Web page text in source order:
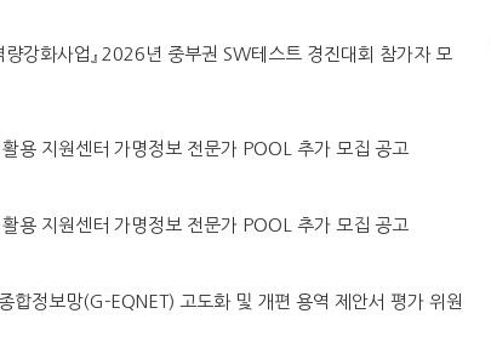
강화사업』 2026년 중부권 SW테스트 경진대회 참가자 모
용 지원센터 가명정보 전문가 POOL 추가 모집 공고
용 지원센터 가명정보 전문가 POOL 추가 모집 공고
정보망(G-EQNET) 고도화 및 개편 용역 제안서 평가 위원